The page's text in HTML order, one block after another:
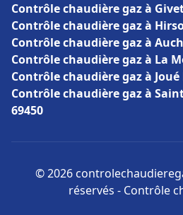
Contrôle chaudière gaz à
Contrôle chaudière gaz à
Contrôle chaudière gaz à
Contrôle chaudière gaz à La
Contrôle chaudière gaz à Joué
Contrôle chaudière gaz à
69450
© 2026
réservés - Contrôle